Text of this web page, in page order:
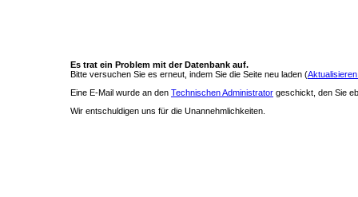
Es trat ein Problem mit der Datenbank auf.
Bitte versuchen Sie es erneut, indem Sie die Seite neu laden (
Eine E-Mail wurde an den Technischen Administrator geschickt, den Sie
Wir entschuldigen uns für die Unannehmlichkeiten.